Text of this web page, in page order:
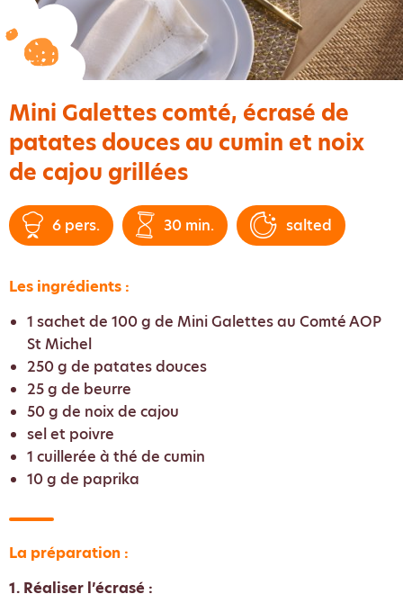
Mini Galettes comté, écrasé de
patates douces au cumin et noix
de cajou grillées
6 pers. 30 min. salted
Les ingrédients :
1 sachet de 100 g de Mini Galettes au Comté AOP
St Michel
250 g de patates douces
25 g de beurre
50 g de noix de cajou
sel et poivre
1 cuillerée à thé de cumin
10 g de paprika
La préparation :
1. Réaliser l’écrasé :